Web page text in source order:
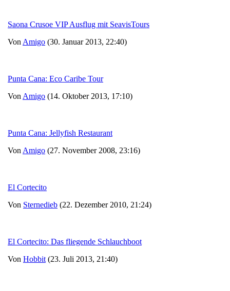
Saona Crusoe VIP Ausflug mit SeavisTours
Von Amigo (30. Januar 2013, 22:40)
Punta Cana: Eco Caribe Tour
Von Amigo (14. Oktober 2013, 17:10)
Punta Cana: Jellyfish Restaurant
Von Amigo (27. November 2008, 23:16)
El Cortecito
Von Sternedieb (22. Dezember 2010, 21:24)
El Cortecito: Das fliegende Schlauchboot
Von Hobbit (23. Juli 2013, 21:40)